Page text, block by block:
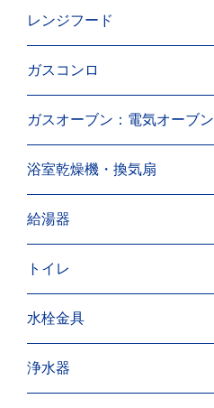
レンジフード
ガスコンロ
ガスオーブン：電気オーブン
浴室乾燥機・換気扇
給湯器
トイレ
水栓金具
浄水器